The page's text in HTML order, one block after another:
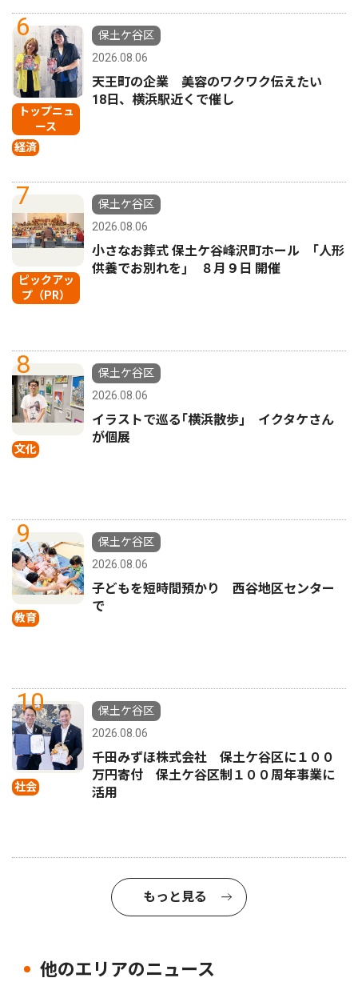
6
トップニュ
ース
経済
保土ケ谷区
2026.08.06
天王町の企業 美容のワクワク伝えたい
18日、横浜駅近くで催し
7
ピックアッ
プ（PR）
保土ケ谷区
2026.08.06
小さなお葬式 保土ケ谷峰沢町ホール ｢人形
供養でお別れを｣ ８月９日 開催
8
文化
保土ケ谷区
2026.08.06
イラストで巡る｢横浜散歩｣ イクタケさん
が個展
9
教育
保土ケ谷区
2026.08.06
子どもを短時間預かり 西谷地区センター
で
10
社会
保土ケ谷区
2026.08.06
千田みずほ株式会社 保土ケ谷区に１００
万円寄付 保土ケ谷区制１００周年事業に
活用
もっと見る
他のエリアのニュース